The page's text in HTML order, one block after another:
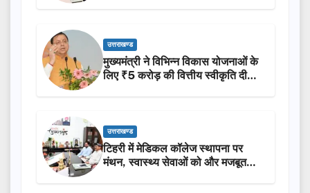
उत्तराखण्ड
मुख्यमंत्री ने विभिन्न विकास योजनाओं के
लिए ₹5 करोड़ की वित्तीय स्वीकृति दी…
उत्तराखण्ड
टिहरी में मेडिकल कॉलेज स्थापना पर
मंथन, स्वास्थ्य सेवाओं को और मजबूत